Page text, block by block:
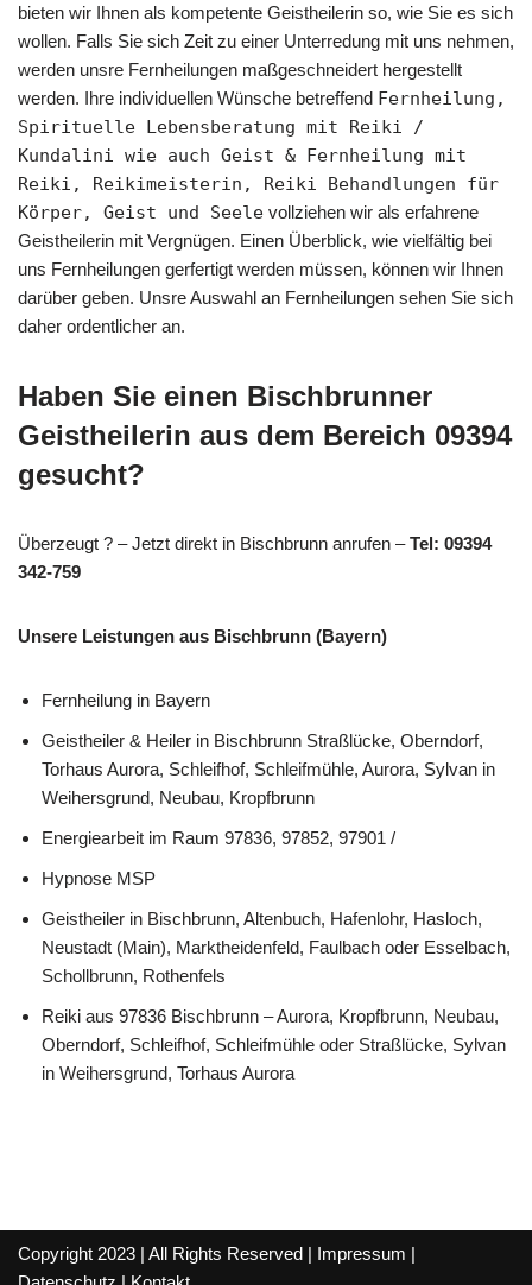
bieten wir Ihnen als kompetente Geistheilerin so, wie Sie es sich
wollen. Falls Sie sich Zeit zu einer Unterredung mit uns nehmen,
werden unsre Fernheilungen maßgeschneidert hergestellt
werden. Ihre individuellen Wünsche betreffend Fernheilung,
Spirituelle Lebensberatung mit Reiki /
Kundalini wie auch Geist & Fernheilung mit
Reiki, Reikimeisterin, Reiki Behandlungen für
Körper, Geist und Seele vollziehen wir als erfahrene
Geistheilerin mit Vergnügen. Einen Überblick, wie vielfältig bei
uns Fernheilungen gerfertigt werden müssen, können wir Ihnen
darüber geben. Unsre Auswahl an Fernheilungen sehen Sie sich
daher ordentlicher an.
Haben Sie einen Bischbrunner
Geistheilerin aus dem Bereich 09394
gesucht?
Überzeugt ? – Jetzt direkt in Bischbrunn anrufen –Tel: 09394
342-759
Unsere Leistungen aus Bischbrunn (Bayern)
Fernheilung in Bayern
Geistheiler & Heiler in Bischbrunn Straßlücke, Oberndorf,
Torhaus Aurora, Schleifhof, Schleifmühle, Aurora, Sylvan in
Weihersgrund, Neubau, Kropfbrunn
Energiearbeit im Raum 97836, 97852, 97901 /
Hypnose MSP
Geistheiler in Bischbrunn, Altenbuch, Hafenlohr, Hasloch,
Neustadt (Main), Marktheidenfeld, Faulbach oder Esselbach,
Schollbrunn, Rothenfels
Reiki aus 97836 Bischbrunn – Aurora, Kropfbrunn, Neubau,
Oberndorf, Schleifhof, Schleifmühle oder Straßlücke, Sylvan
in Weihersgrund, Torhaus Aurora
Copyright 2023 | All Rights Reserved | Impressum |